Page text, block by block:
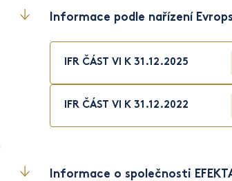
Informace podle nařízení
IFR ČÁST VI K 31.12.2025
IFR ČÁST VI K 31.12.2022
Informace o společnosti